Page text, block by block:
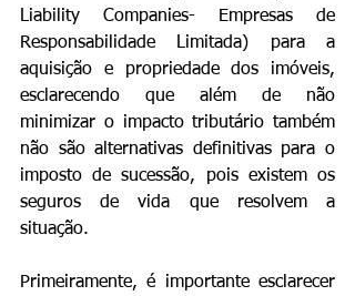
Liability Companies- Empresas de
Responsabilidade Limitada) para a
aquisição e propriedade dos imóveis,
esclarecendo que além de não
minimizar o impacto tributário também
não são alternativas definitivas para o
imposto de sucessão, pois existem os
seguros de vida que resolvem a
situação.
Primeiramente, é importante esclarecer